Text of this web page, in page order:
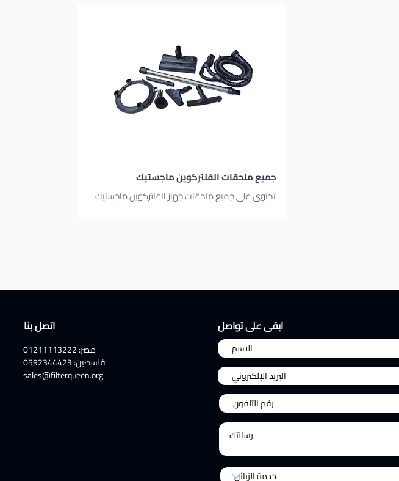
جميع ملحقات الفلتركوين ماجستيك
تحتوي على جميع ملحقات جهاز الفلتركوين ماجستيك
اتصل بنا
مصر: 01211113222
فلسطين: 0592344423
sales@filterqueen.org
ابقى على تواصل